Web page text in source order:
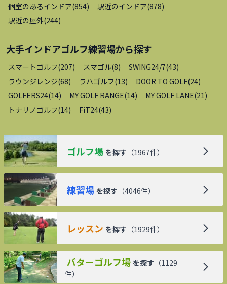
個室のあるインドア(854) 駅近のインドア(878)
駅近の屋外(244)
大手インドアゴルフ練習場から探す
スマートゴルフ(207) スマゴル(8) SWING24/7(43)
ラウンジレンジ(68) ラハゴルフ(13) DOOR TO GOLF(24)
GOLFERS24(14) MY GOLF RANGE(14) MY GOLF LANE(21 )
トナリノゴルフ(14) FiT24(43)
ゴルフ場 を探す （1967件）
練習場 を探す （4046件）
レッスン を探す （1929件）
パターゴルフ場 を探す （1129
件）